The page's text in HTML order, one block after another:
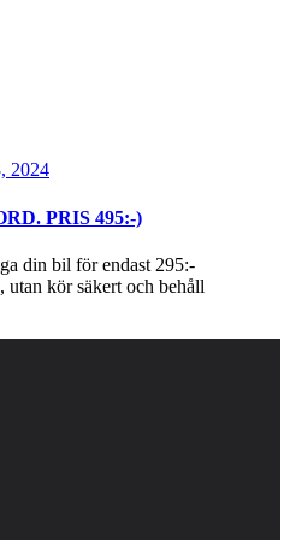
2024
PRIS 495:-)
din bil för endast 295:-
utan kör säkert och behåll